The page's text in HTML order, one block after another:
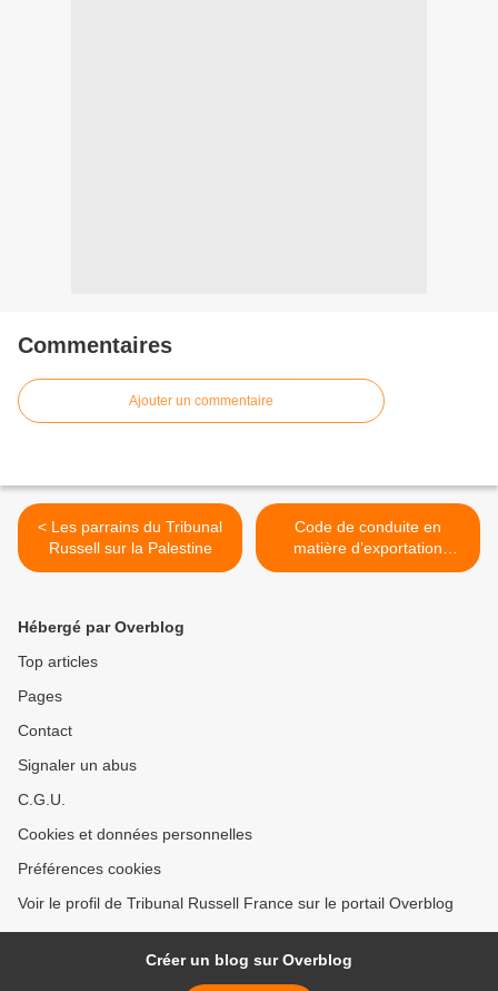
Commentaires
Ajouter un commentaire
< Les parrains du Tribunal
Russell sur la Palestine
Code de conduite en
matière d’exportation
d’armements de l’Union
Hébergé par Overblog
Top articles
Pages
Contact
Signaler un abus
C.G.U.
Cookies et données personnelles
Préférences cookies
Voir le profil de Tribunal Russell France sur le portail Overblog
Créer un blog sur Overblog